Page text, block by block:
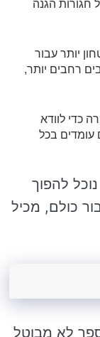
חגורות הגנה
יותר עבור
רחבים יותר,
כדי לוודא
עומדים בכל
להפוך
כולם, מכיל
לא מבוטל